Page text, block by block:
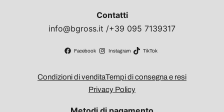
Contatti
info@bgross.it /+39 095 7139317
Facebook Instagram TikTok
Condizioni di venditaTempi di consegna e resi
Privacy Policy